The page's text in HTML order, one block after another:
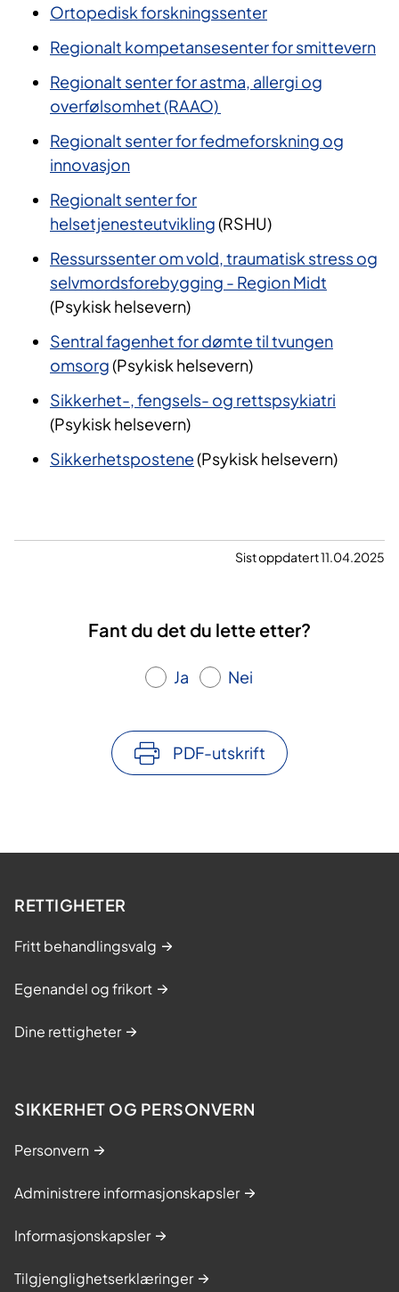
Ortopedisk forskningssenter
Regionalt kompetansesenter for smittevern
​Regionalt senter for astma, allergi og
overfølsomhet (RAAO) ​
Regionalt senter for fedmeforskning og
innovasjon
Regionalt senter for
helsetjenesteutvikling(RSHU)
Ressurssenter om vold, traumatisk stress og
selvmordsforebygging - Region Midt
(Psykisk helsevern)
Sentral fagenhet for dømte til tvungen
omsorg(Psykisk helsevern)
Sikkerhet-, fengsels- og rettspsykiatri
(Psykisk helsevern)
Sikkerhetspostene(Psykisk helsevern)
Sist oppdatert 11.04.2025
Fant du det du lette etter?
Ja Nei
PDF-utskrift
RETTIGHETER
Fritt behandlingsvalg
Egenandel og frikort
Dine rettigheter
SIKKERHET OG PERSONVERN
Personvern
Administrere informasjonskapsler
Informasjonskapsler
Tilgjenglighetserklæringer